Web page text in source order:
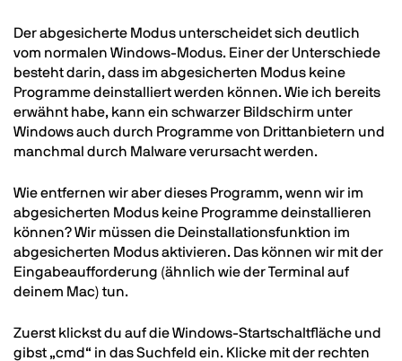
Der abgesicherte Modus unterscheidet sich deutlich
vom normalen Windows-Modus. Einer der Unterschiede
besteht darin, dass im abgesicherten Modus keine
Programme deinstalliert werden können. Wie ich bereits
erwähnt habe, kann ein schwarzer Bildschirm unter
Windows auch durch Programme von Drittanbietern und
manchmal durch Malware verursacht werden.
Wie entfernen wir aber dieses Programm, wenn wir im
abgesicherten Modus keine Programme deinstallieren
können? Wir müssen die Deinstallationsfunktion im
abgesicherten Modus aktivieren. Das können wir mit der
Eingabeaufforderung (ähnlich wie der Terminal auf
deinem Mac) tun.
Zuerst klickst du auf die Windows-Startschaltfläche und
gibst „cmd“ in das Suchfeld ein. Klicke mit der rechten